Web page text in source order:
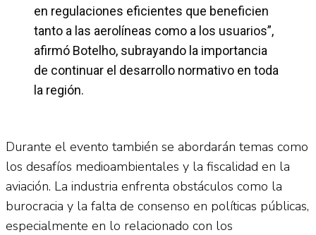
en regulaciones eficientes que beneficien
tanto a las aerolíneas como a los usuarios”,
afirmó Botelho, subrayando la importancia
de continuar el desarrollo normativo en toda
la región.
Durante el evento también se abordarán temas como
los desafíos medioambientales y la fiscalidad en la
aviación. La industria enfrenta obstáculos como la
burocracia y la falta de consenso en políticas públicas,
especialmente en lo relacionado con los